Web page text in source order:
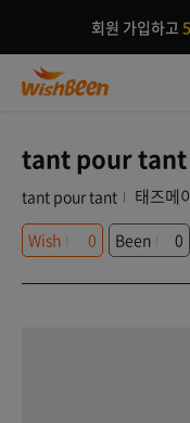
회원 가입하고
tant pour tant
tant pour tant 태즈메
Wish
0 Been 0